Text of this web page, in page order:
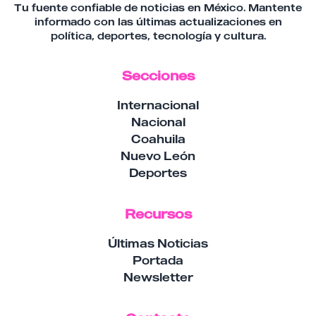
Tu fuente confiable de noticias en México. Mantente
informado con las últimas actualizaciones en
política, deportes, tecnología y cultura.
Secciones
Internacional
Nacional
Coahuila
Nuevo León
Deportes
Recursos
Últimas Noticias
Portada
Newsletter